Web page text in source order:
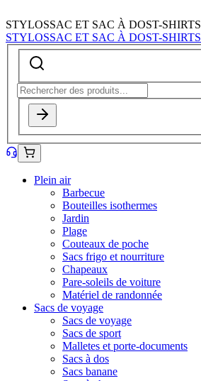
STYLOSSAC ET SAC À DOST-SHIRTS
STYLOSSAC ET SAC À DOST-SHIRTS
Plein air
Barbecue
Bouteilles isothermes
Jardin
Plage
Couteaux de poche
Sacs frigo et nourriture
Chapeaux
Pare-soleils de voiture
Matériel de randonnée
Sacs de voyage
Sacs de voyage
Sacs de sport
Malletes et porte-documents
Sacs à dos
Sacs banane